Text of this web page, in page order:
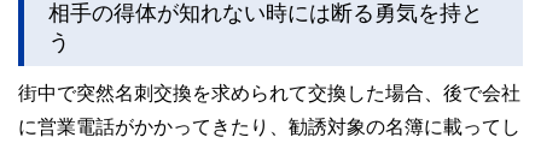
相手の得体が知れない時には断る勇気を持と
う
街中で突然名刺交換を求められて交換した場合、後で会社
に営業電話がかかってきたり、勧誘対象の名簿に載ってし